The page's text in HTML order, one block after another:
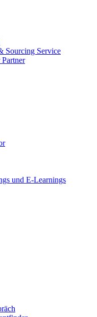
Sourcing Service
und E-Learnings